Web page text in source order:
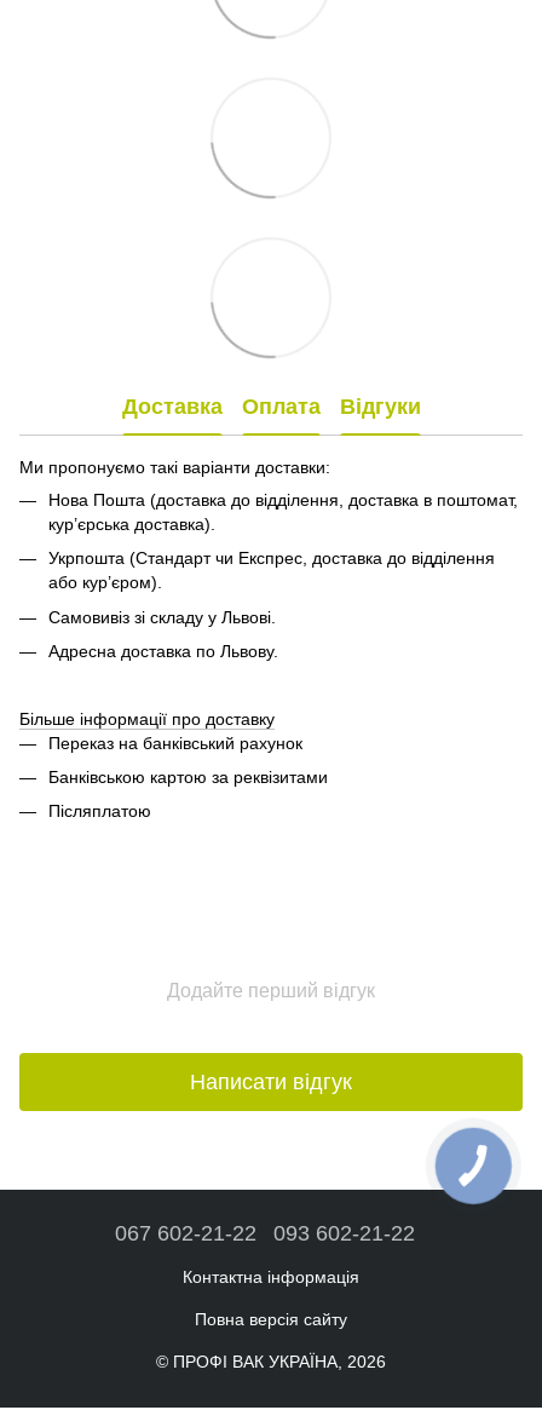
Доставка Оплата Відгуки
Ми пропонуємо такі варіанти доставки:
Нова Пошта (доставка до відділення, доставка в поштомат,
кур’єрська доставка).
Укрпошта (Стандарт чи Експрес, доставка до відділення
або кур’єром).
Самовивіз зі складу у Львові.
Адресна доставка по Львову.
Більше інформації про доставку
Переказ на банківський рахунок
Банківською картою за реквізитами
Післяплатою
Додайте перший відгук
Написати відгук
067 602-21-22 093 602-21-22
Контактна інформація
Повна версія сайту
© ПРОФІ ВАК УКРАЇНА, 2026